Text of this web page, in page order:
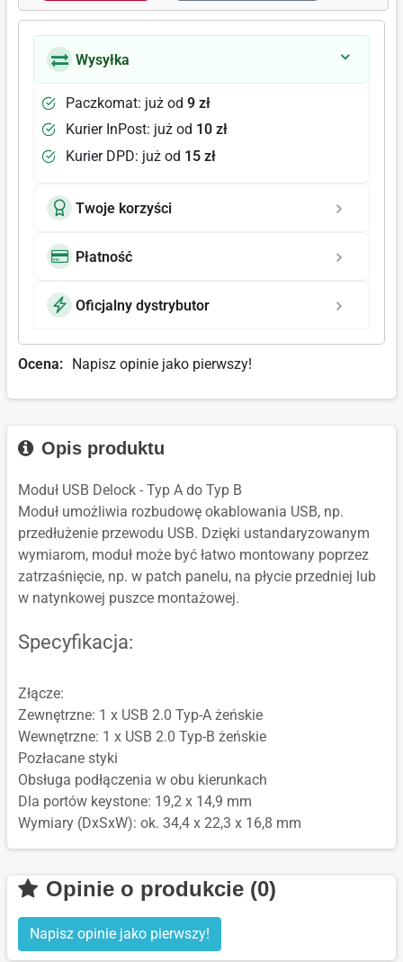
Wysyłka
Paczkomat: już od 9 zł
Kurier InPost: już od 10 zł
Kurier DPD: już od 15 zł
Twoje korzyści
Płatność
Oficjalny dystrybutor
Ocena: Napisz opinie jako pierwszy!
Opis produktu
Moduł USB Delock - Typ A do Typ B
Moduł umożliwia rozbudowę okablowania USB, np.
przedłużenie przewodu USB. Dzięki ustandaryzowanym
wymiarom, moduł może być łatwo montowany poprzez
zatrzaśnięcie, np. w patch panelu, na płycie przedniej lub
w natynkowej puszce montażowej.
Specyfikacja:
Złącze:
Zewnętrzne: 1 x USB 2.0 Typ-A żeńskie
Wewnętrzne: 1 x USB 2.0 Typ-B żeńskie
Pozłacane styki
Obsługa podłączenia w obu kierunkach
Dla portów keystone: 19,2 x 14,9 mm
Wymiary (DxSxW): ok. 34,4 x 22,3 x 16,8 mm
Opinie o produkcie (0)
Napisz opinie jako pierwszy!